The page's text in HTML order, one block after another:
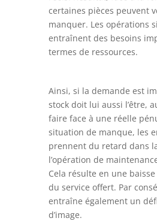
certaines pièces peuvent
manquer. Les opérations
entraînent des besoins
termes de ressources.
Ainsi, si la demande est
stock doit lui aussi l’être,
faire face à une réelle
situation de manque, les
prennent du retard dans
l’opération de
Cela résulte en une
du service offert. Par
entraîne également un
d’image.